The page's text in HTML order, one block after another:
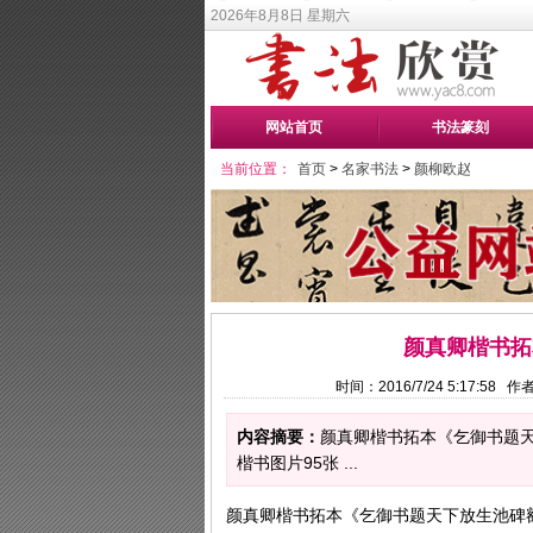
2026年8月8日 星期六
网站首页 书法篆刻
当前位置： 首页 > 名家书法 > 颜柳欧赵
颜真卿楷书
时间：2016/7/24 5:17:58 作
内容摘要： 颜真卿楷书拓本《乞御书题
楷书图片95张 ...
颜真卿楷书拓本《乞御书题天下放生池